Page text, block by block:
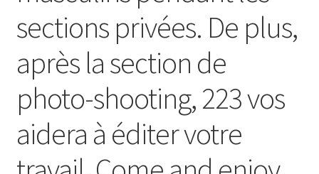
sections privées. De plus,
après la section de
photo-shooting, 223 vos
aidera à éditer votre